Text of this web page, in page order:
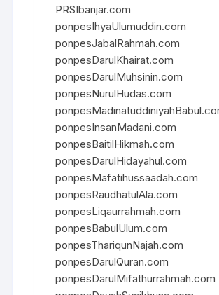
PRSIbanjar.com
ponpesIhyaUlumuddin.com
ponpesJabalRahmah.com
ponpesDarulKhairat.com
ponpesDarulMuhsinin.com
ponpesNurulHudas.com
ponpesInsanMadani.com
ponpesBaitilHikmah.com
ponpesDarulHidayahul.com
ponpesMafatihussaadah.com
ponpesRaudhatulAla.com
ponpesLiqaurrahmah.com
ponpesBabulUlum.com
ponpesThariqunNajah.com
ponpesDarulQuran.com
ponpesDarulMifathurrahmah.com